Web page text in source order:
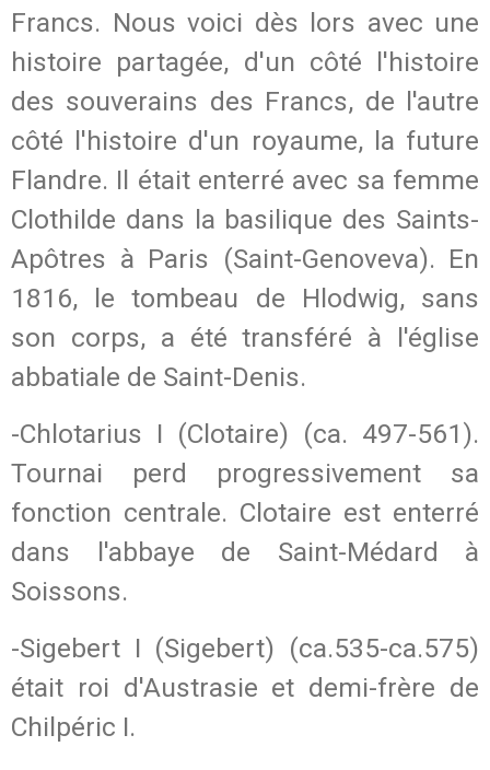
Francs. Nous voici dès lors avec une
histoire partagée, d'un côté l'histoire
des souverains des Francs, de l'autre
côté l'histoire d'un royaume, la future
Flandre. Il était enterré avec sa femme
Clothilde dans la basilique des Saints-
Apôtres à Paris (Saint-Genoveva). En
1816, le tombeau de Hlodwig, sans
son corps, a été transféré à l'église
abbatiale de Saint-Denis.
-Chlotarius I (Clotaire) (ca. 497-561).
Tournai perd progressivement sa
fonction centrale. Clotaire est enterré
dans l'abbaye de Saint-Médard à
Soissons.
-Sigebert I (Sigebert) (ca.535-ca.575)
était roi d'Austrasie et demi-frère de
Chilpéric I.